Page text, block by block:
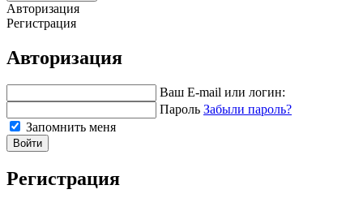
Авторизация
Регистрация
Авторизация
Ваш E-mail или логин:
Пароль Забыли пароль?
Запомнить меня
Войти
Регистрация